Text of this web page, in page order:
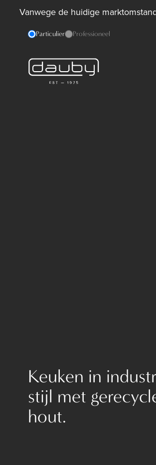
Vanwege de huidige
Particulier Professioneel
Keuken in
stijl met
hout.